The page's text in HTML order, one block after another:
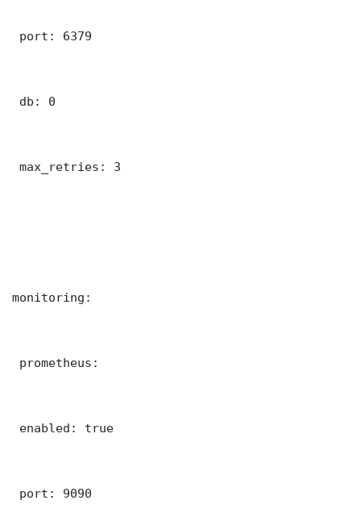
port: 6379
db: 0
max_retries: 3
monitoring:
prometheus:
enabled: true
port: 9090